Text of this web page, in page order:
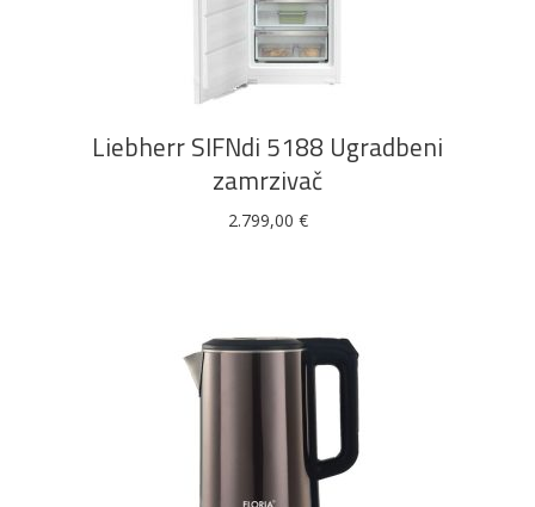
DODAJ U KOŠARICU
Liebherr SIFNdi 5188 Ugradbeni
zamrzivač
2.799,00 €